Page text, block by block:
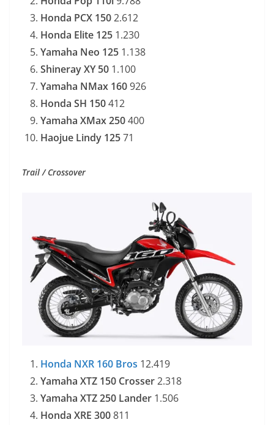
Honda PCX 1502.612
Honda Elite 125 1.230
Yamaha Neo 125 1.138
Shineray XY 50 1.100
Yamaha NMax 160926
Honda SH 150412
Yamaha XMax 250400
Haojue Lindy 12571
Trail / Crossover
Honda NXR 160 Bros 12.419
Yamaha XTZ 150 Crosser2.318
Yamaha XTZ 250 Lander 1.506
Honda XRE 300811